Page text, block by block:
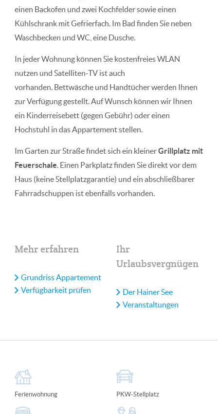
einen Backofen und zwei Kochfelder sowie einen
Kühlschrank mit Gefrierfach. Im Bad finden Sie neben
Waschbecken und WC, eine Dusche.
In jeder Wohnung können Sie kostenfreies WLAN
nutzen und Satelliten-TV ist auch
vorhanden. Bettwäsche und Handtücher werden Ihnen
zur Verfügung gestellt. Auf Wunsch können wir Ihnen
ein Kinderreisebett (gegen Gebühr) oder einen
Hochstuhl in das Appartement stellen.
Im Garten zur Straße findet sich ein kleinerGrillplatz mit
Feuerschale. Einen Parkplatz finden Sie direkt vor dem
Haus (keine Stellplatzgarantie) und ein abschließbarer
Fahrradschuppen ist ebenfalls vorhanden.
Mehr erfahren
Grundriss Appartement
Verfügbarkeit prüfen
Ihr
Urlaubsvergnügen
Der Hainer See
Veranstaltungen
Ferienwohnung PKW-Stellplatz